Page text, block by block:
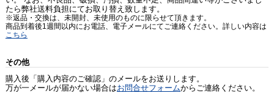
たら弊社送料負担にてお取り替え致します。
※返品・交換は、未開封、未使用のものに限らせて頂きます。
商品到着後1週間以内にお電話、電子メールにてご連絡ください。詳しい内容は
こちら
その他
購入後「購入内容のご確認」のメールをお送りします。
万が一メールが届かない場合はお問合せフォームからご連絡ください。